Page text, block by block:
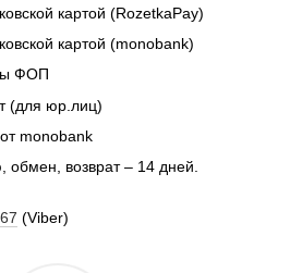
картой (RozetkaPay)
картой (monobank)
ФОП
(для юр.лиц)
monobank
обмен, возврат – 14 дней.
(Viber)